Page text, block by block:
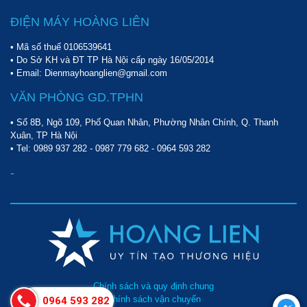
nhưng máy có độ ồn thấp. Khi vận hành máy không phát ra
những âm thanh khó chịu làm ảnh hưởng đến mọi người xung
quanh.
Khả năng vận hành
ĐIỆN MÁY HOÀNG LIÊN
• Mã số thuế 0106539641
• Do Sở KH và ĐT TP Hà Nội cấp ngày 16/05/2014
• Email: Dienmayhoanglien@gmail.com
VĂN PHÒNG GD.TPHN
• Số 8B, Ngõ 109, Phố Quan Nhân, Phường Nhân Chính, Q. Thanh
Xuân, TP Hà Nội
• Tel: 0989 937 282 - 0987 779 682 - 0964 593 282
-
Chính sách và quy định chung
Chính sách vận chuyển
0964 593 282